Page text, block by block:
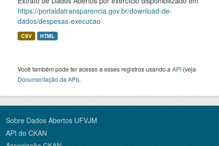
https://portaldatransparencia.gov.br/download-de-
dados/despesas-execucao
CSV HTML
Você também pode ter acesso a esses registros usando a API (veja
Documentação da API).
Sobre Dados Abertos UFVJM
API do CKAN